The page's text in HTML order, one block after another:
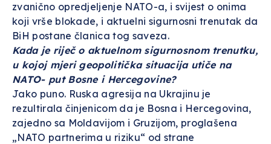
zvanično opredjeljenje NATO-a, i svijest o onima
koji vrše blokade, i aktuelni sigurnosni trenutak da
BiH postane članica tog saveza.
Kada je riječ o aktuelnom sigurnosnom trenutku,
u kojoj mjeri geopolitička situacija utiče na
NATO- put Bosne i Hercegovine?
Jako puno. Ruska agresija na Ukrajinu je
rezultirala činjenicom da je Bosna i Hercegovina,
zajedno sa Moldavijom i Gruzijom, proglašena
„NATO partnerima u riziku“ od strane